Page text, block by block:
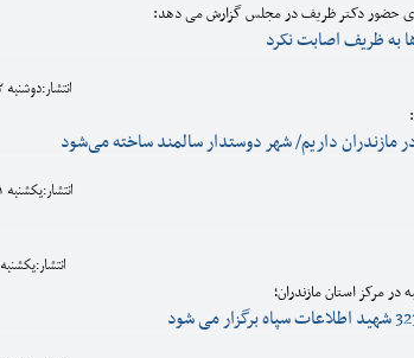
حضور دکتر ظریف در مجلس گزارش می دهد:
به ظریف اصابت نکرد
انتشار:دوشنبه 12 مهر 1395-13:45
انتشار:يکشنبه 11 مهر 1395-18:45
انتشار:يکشنبه 11 مهر 1395-7:28
مرکز استان مازندران؛